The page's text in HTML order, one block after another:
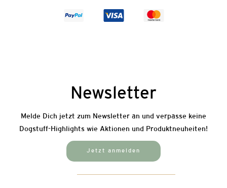
Newsletter
Melde Dich jetzt zum Newsletter an und verpasse keine
Dogstuff-Highlights wie Aktionen und Produktneuheiten!
Jetzt anmelden